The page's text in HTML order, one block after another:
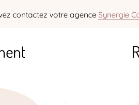
contactez votre agence Synergie